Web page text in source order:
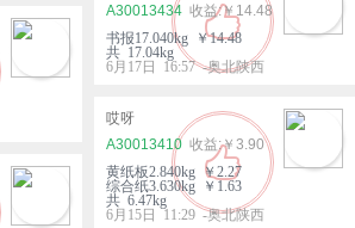
A30013434
￥14.48
书报17.040kg ￥14.48
共 17.04kg
6月17日 16:57 -奥北陕西
哎呀
A30013410
￥3.90
黄纸板2.840kg ￥2.27
综合纸3.630kg ￥1.63
共 6.47kg
6月15日 11:29 -奥北陕西